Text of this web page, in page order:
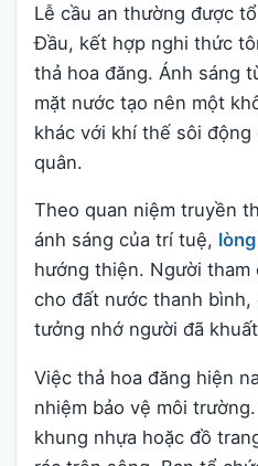
Lễ cầu an thường được
Đầu, kết hợp nghi thức
thả hoa đăng. Ánh sáng
mặt nước tạo nên một
khác với khí thế sôi
quân.
Theo quan niệm truyền
ánh sáng của trí tuệ,
hướng thiện. Người
cho đất nước thanh bình,
tưởng nhớ người đã
Việc thả hoa đăng hiện
nhiệm bảo vệ môi
khung nhựa hoặc đồ